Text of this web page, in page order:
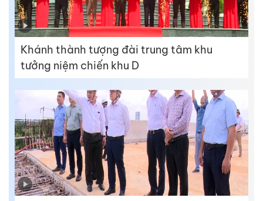
Khánh thành tượng đài trung tâm khu
tưởng niệm chiến khu D